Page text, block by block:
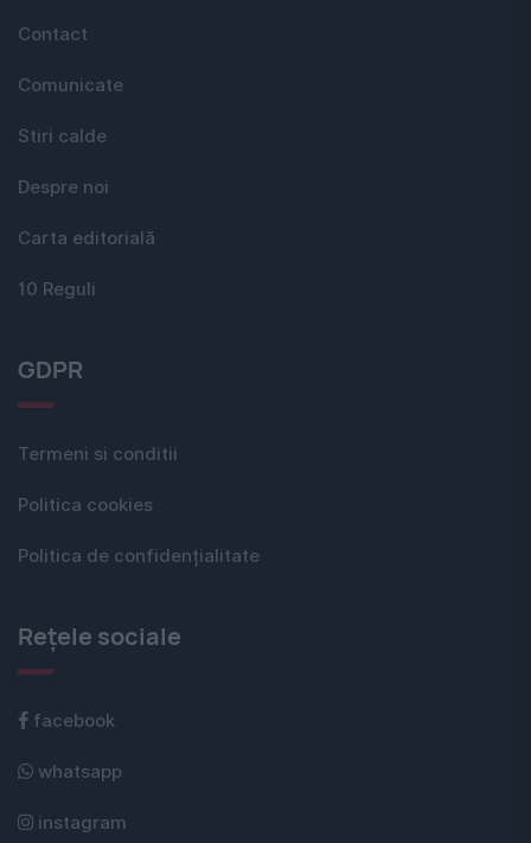
Contact
Comunicate
Stiri calde
Despre noi
Carta editorială
10 Reguli
GDPR
Termeni si conditii
Politica cookies
Politica de confidențialitate
Rețele sociale
facebook
whatsapp
instagram